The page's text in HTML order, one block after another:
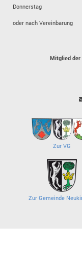
Donnerstag
oder nach Vereinbarung
Mitglied der
Zur VG
Zur Gemeinde